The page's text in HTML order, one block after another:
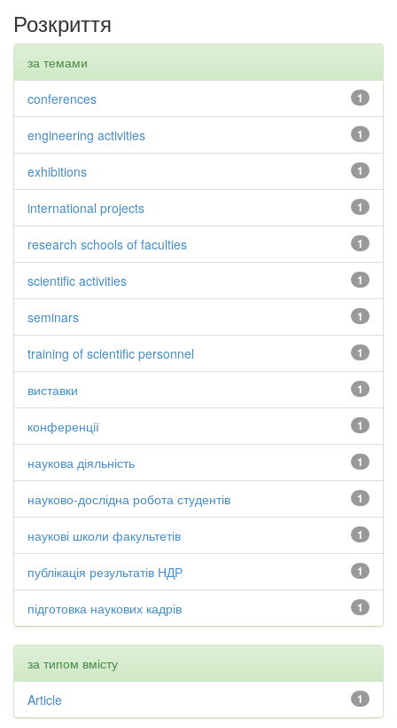
Розкриття
за темами
1
conferences
1
engineering activities
1
exhibitions
1
international projects
1
research schools of faculties
1
scientific activities
1
seminars
1
training of scientific personnel
1
виставки
1
конференції
1
наукова діяльність
1
науково-дослідна робота студентів
1
наукові школи факультетів
1
публікація результатів НДР
1
підготовка наукових кадрів
за типом вмісту
1
Article